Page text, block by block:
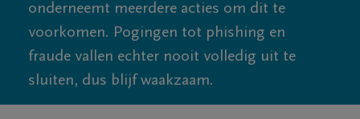
onderneemt meerdere acties om dit te
voorkomen. Pogingen tot phishing en
fraude vallen echter nooit volledig uit te
sluiten, dus blijf waakzaam.